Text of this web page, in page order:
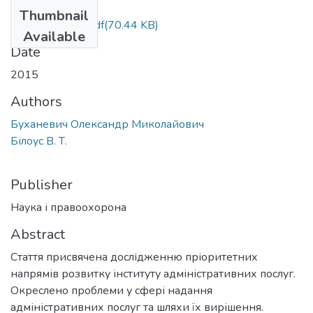
Thumbnail
Available
Nip_2015_4_5.pdf(70.44 KB)
Date
2015
Authors
Буханевич Олександр Миколайович
Білоус В. Т.
Publisher
Наука і правоохорона
Abstract
Стаття присвячена дослідженню пріоритетних
напрямів розвитку інституту адміністративних послуг.
Окреслено проблеми у сфері надання
адміністративних послуг та шляхи їх вирішення.